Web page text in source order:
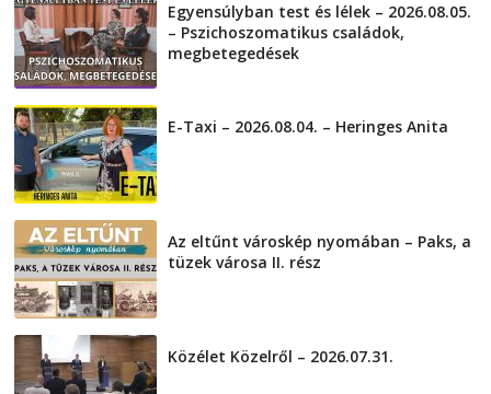
Egyensúlyban test és lélek – 2026.08.05.
– Pszichoszomatikus családok,
megbetegedések
E-Taxi – 2026.08.04. – Heringes Anita
Az eltűnt városkép nyomában – Paks, a
tüzek városa II. rész
Közélet Közelről – 2026.07.31.